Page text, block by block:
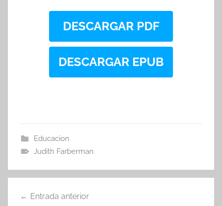
DESCARGAR PDF
DESCARGAR EPUB
Educacion
Judith Farberman
Entrada anterior